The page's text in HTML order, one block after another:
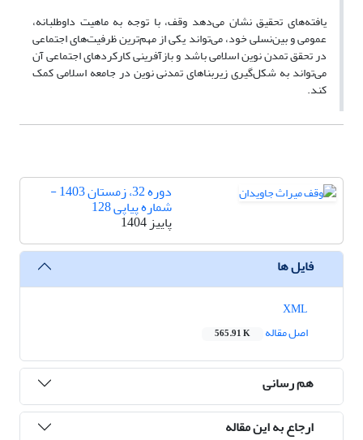
یافته‌های تحقیق نشان می‌دهد وقف، با توجه به ماهیت داوطلبانه،
عمومی و بین‌نسلی خود، می‌تواند یکی از مهم‌ترین ظرفیت‌های اجتماعی
در تحقق تمدن نوین اسلامی باشد و بازآفرینی کارکردهای اجتماعی آن
می‌تواند به شکل‌گیری زیربناهای تمدنی نوین در جامعه اسلامی کمک
کند.
دوره 32، زمستان 1403 -
شماره پیاپی 128
پاییز 1404
فایل ها
اصل مقاله
565.91 K
هم رسانی
ارجاع به این مقاله